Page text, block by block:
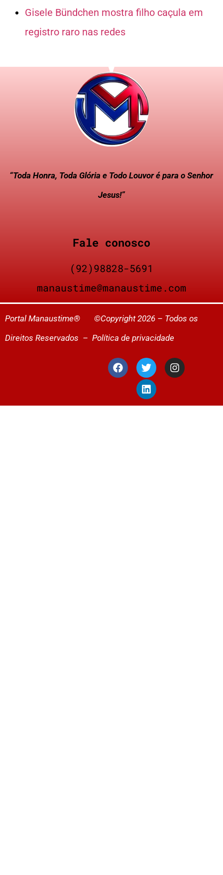
Gisele Bündchen mostra filho caçula em
registro raro nas redes
“Toda Honra, Toda Glória e Todo Louvor é para o Senhor
Jesus!”
Fale conosco
(92)98828-5691
manaustime@manaustime.com
Portal Manaustime® ©Copyright 2026 – Todos os
Direitos Reservados – Política de privacidade